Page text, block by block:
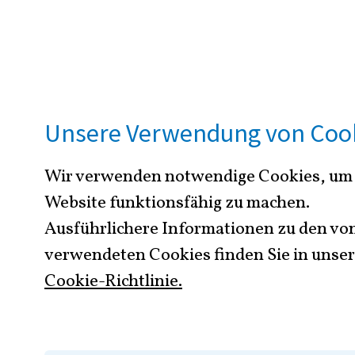
Katalog
Unsere Verwendung von
Wir verwenden notwendige Cookies,
Website funktionsfähig zu machen.
Ausführlichere Informationen zu den
verwendeten Cookies finden Sie in
Cookie-Richtlinie.